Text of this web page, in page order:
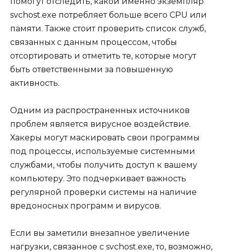
svchost.exe потребляет больше всего CPU или
памяти. Также стоит проверить список служб,
связанных с данным процессом, чтобы
отсортировать и отметить те, которые могут
быть ответственными за повышенную
активность.
Одним из распространенных источников
проблем является вирусное воздействие.
Хакеры могут маскировать свои программы
под процессы, используемые системными
службами, чтобы получить доступ к вашему
компьютеру. Это подчеркивает важность
регулярной проверки системы на наличие
вредоносных программ и вирусов.
Если вы заметили внезапное увеличение
нагрузки, связанное с svchost.exe, то, возможно,